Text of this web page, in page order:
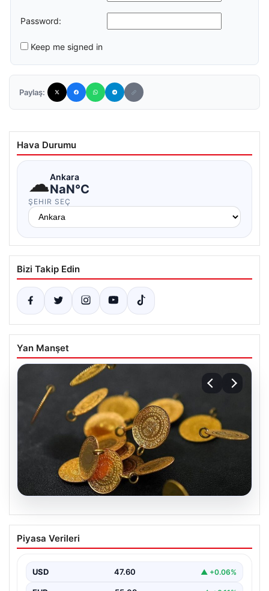
Password:
Keep me signed in
Paylaş:
Hava Durumu
☁Ankara
NaN°C
ŞEHIR SEÇ
Bizi Takip Edin
Yan Manşet
05.08.2026
13 Nisan 2026 Altın Fiyatları Güncel
Durum ve Analizler
uluslararası gelişmeler ve jeopolitical riskler nedeniyle
oldukça dalgalı…
Piyasa Verileri
USD 47.60 ▲ +0.06%